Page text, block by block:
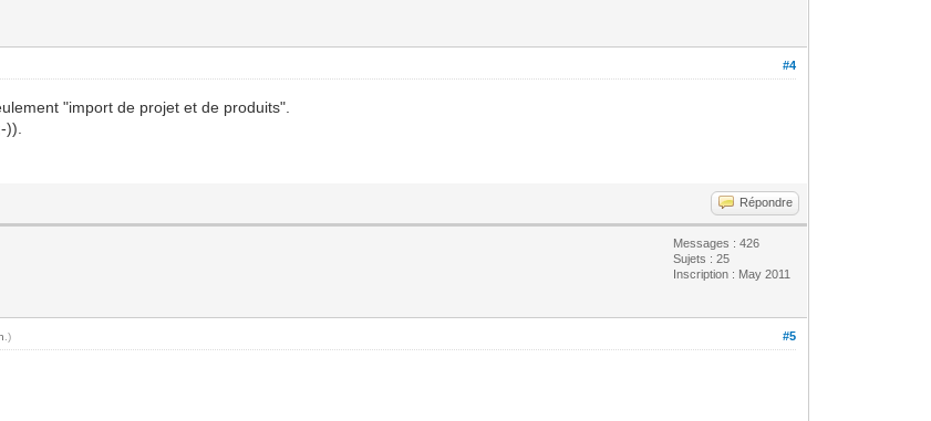
#4
"import de projet et de produits".
Répondre
Messages : 426
Sujets : 25
Inscription : May 2011
#5
.)